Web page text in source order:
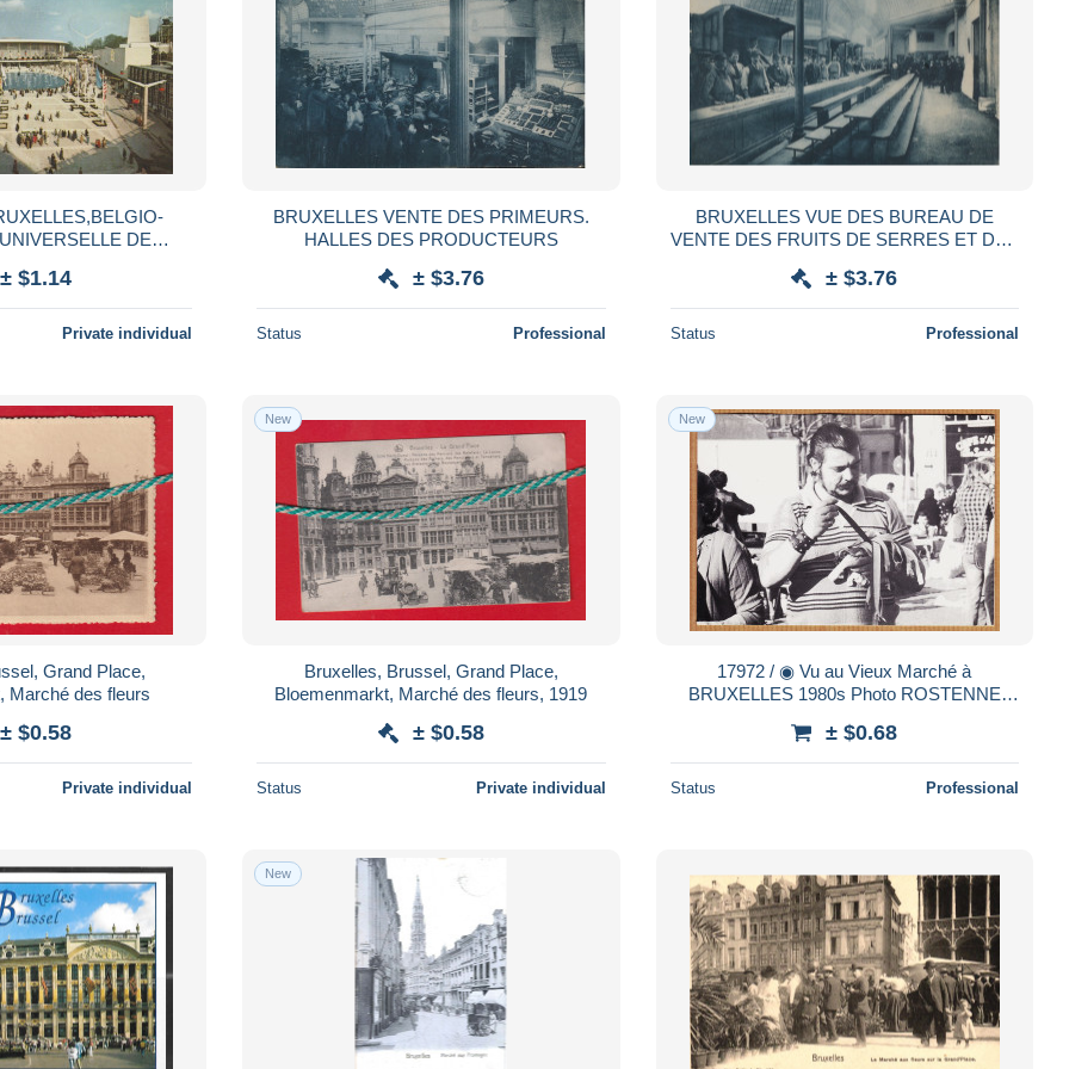
DE
1958
± $1.14
Private individual
BRUXELLES VENTE DES PRIMEURS.
HALLES DES PRODUCTEURS
± $3.76
Status Professional
BRUXELLES VUE DES BUREAU DE
VENTE DES FRUITS DE SERRES ET DES
PRODUCTEURS
± $3.76
Status Professional
Grand Place,
Marché des fleurs
± $0.58
Private individual
New
Bruxelles, Brussel, Grand Place,
Bloemenmarkt, Marché des fleurs, 1919
± $0.58
Status Private individual
New
17972 / ◉ Vu au Vieux Marché à
BRUXELLES 1980s Photo ROSTENNE
± $0.68
Status Professional
New